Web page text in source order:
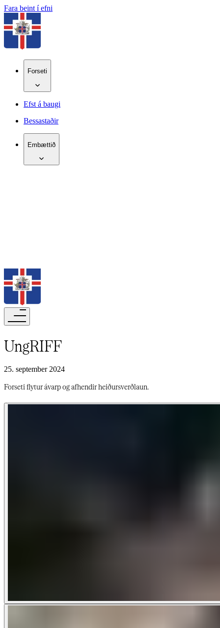
Fara beint í efni
Forseti
Efst á baugi
Bessastaðir
Embættið
UngRIFF​​​​‌ ‍ ​‍​‍‌‍ ‌ ​‍‌‍‍‌‌‍‌ ‌‍‍‌‌‍ ‍​‍​‍​ ‍‍​‍​‍‌ ​ ‌‍​‌‌‍ ‍‌‍‍‌‌ ‌​‌ ‍‌​‍ ‍‌‍‍‌‌‍ ​‍​‍​‍ ​​‍​‍‌‍‍​‌ ​‍‌‍‌‌‌‍‌‍​‍​‍​ ‍‍​‍​‍‌‍‍​‌ ‌​‌ ‌​‌ ​​‌ ​ ​‍ ​‍ ‌‍‌‍‌‍ ‌ ​‍‌ ​ ‌‍‌‌‌ ‌​‌‍‍‌​‍ ‌‌‍‍‌‌ ​ ‌‍ ​‌‍​‌‌‍ ‍‌‍‌​‌ ​ ​‍ ‍‌ ‌‍‌‍‌‌‌ ​‍‌‍​ ‌‍‌‌‌‍ ​​‍ ‍‌‍​‌‌ ​​‌ ​​​‍ ‌ ​ ‌ ‌​‌ ‌‌‌‍‌​‌‍‍‌‌‍ ​‍ ‌‍‍‌‌‍ ‍‌ ‌​‌‍‌‌‌‍ ‍‌ ‌​​‍ ‌‍‌‌‌‍‌​‌‍‍‌‌ ‌​​‍ ‌‍ ‌‌‍ ‌‍‌​‌‍‌‌​ ‌‌ ​​‌ ​‍‌‍‌‌‌ ​ ‌‍‌‌‌‍ ‍‌ ‌​‌‍​‌‌ ‌​‌‍‍‌‌‍ ‌‍ ‍​ ‍ ‌‍‍‌‌‍‌​​ ‌​ ‌​​ ​​‌‍‌ ‌​‌‍‌​‍‍‌​‍‌‌​‌​‌ ​ ‌‍​ ‌‍ ‍‌‍‌‍‌‌‍‌‌​‌‌‌​‌‍‌‌‌​‌​‍‍‌‌​‌‌‌‌‌‌​ ‌‌​‌‍‌ ‌‌‌​‍ ​ ‍ ‌ ‌​‌ ‍‌‌ ​​‌‍‌‌​ ‌‌‍ ‍‌‍‌‌‌ ‌ ‌ ​ ​ ‍ ‌ ​​‌‍​‌‌ ‌​‌‍‍​​ ‌‌ ‌​‌‍‍‌‌ ‌​‌‍ ​‌‍‌‌​ ‌‍​‍‌‍​‌‌ ​ ‌‍‌‌‌‌‌‌‌ ​‍‌‍ ​​ ‌‌‍‍​‌ ‌​‌ ‌​‌ ​​‌ ​ ​‍‌‌​ ​‍‌​‌‍​‍‌‌​ ​‍‌​‌‍‌‍‌‍‌‍ ‌ ​‍‌ ​ ‌‍‌‌‌ ‌​‌‍‍‌​‍ ‌‌‍‍‌‌ ​ ‌‍ ​‌‍​‌‌‍ ‍‌‍‌​‌ ​ ​‍ ‍‌ ‌‍‌‍‌‌‌ ​‍‌‍​ ‌‍‌‌‌‍ ​​‍ ‍‌‍​‌‌ ​​‌ ​​​‍‌‌​ ​‍‌​‌‍‌ ​ ‌ ‌​‌ ‌‌‌‍‌​‌‍‍‌‌‍ ​‍‌‍‌‍‍‌‌‍‌​​ ‌​ ‌​​ ​​‌‍‌ ‌​‌‍‌​‍‍‌​‍‌‌​‌​‌ ​ ‌‍​ ‌‍ ‍‌‍‌‍‌‌‍‌‌​‌‌‌​‌‍‌‌‌​‌​‍‍‌‌​‌‌‌‌‌‌​ ‌‌​‌‍‌ ‌‌‌​‍ ​‍‌‍‌ ‌​‌ ‍‌‌ ​​‌‍‌‌​ ‌‌‍ ‍‌‍‌‌‌ ‌ ‌ ​ ​‍‌‍‌ ​​‌‍​‌‌ ‌​‌‍‍​​ ‌‌ ‌​‌‍‍‌‌ ‌​‌‍ ​‌‍‌‌​‍‌‍‌ ​​‌‍‌‌‌ ​‍‌ ​ ‌ ​​‌‍‌‌‌‍​ ‌ ‌​‌‍‍‌‌ ‌‍‌‍‌‌​ ‌‌ ​​‌ ‌‌‌‍​‍‌‍ ​‌‍‍‌‌ ​ ‌‍‍​‌‍‌‌‌‍‌​​‍​‍‌ ‌
25. september 2024
Forseti flytur ávarp og afhendir heiðursverðlaun.​​​​‌ ‍ ​‍​‍‌‍ ‌ ​‍‌‍‍‌‌‍‌ ‌‍‍‌‌‍ ‍​‍​‍​ ‍‍​‍​‍‌ ​ ‌‍​‌‌‍ ‍‌‍‍‌‌ ‌​‌ ‍‌​‍ ‍‌‍‍‌‌‍ ​‍​‍​‍ ​​‍​‍‌‍‍​‌ ​‍‌‍‌‌‌‍‌‍​‍​‍​ ‍‍​‍​‍‌‍‍​‌ ‌​‌ ‌​‌ ​​‌ ​ ​‍ ​‍ ‌‍‌‍‌‍ ‌ ​‍‌ ​ ‌‍‌‌‌ ‌​‌‍‍‌​‍ ‌‌‍‍‌‌ ​ ‌‍ ​‌‍​‌‌‍ ‍‌‍‌​‌ ​ ​‍ ‍‌ ‌‍‌‍‌‌‌ ​‍‌‍​ ‌‍‌‌‌‍ ​​‍ ‍‌‍​‌‌ ​​‌ ​​​‍ ‌ ​ ‌ ‌​‌ ‌‌‌‍‌​‌‍‍‌‌‍ ​‍ ‌‍‍‌‌‍ ‍‌ ‌​‌‍‌‌‌‍ ‍‌ ‌​​‍ ‌‍‌‌‌‍‌​‌‍‍‌‌ ‌​​‍ ‌‍ ‌‌‍ ‌‍‌​‌‍‌‌​ ‌‌ ​​‌ ​‍‌‍‌‌‌ ​ ‌‍‌‌‌‍ ‍‌ ‌​‌‍​‌‌ ‌​‌‍‍‌‌‍ ‌‍ ‍​ ‍ ‌‍‍‌‌‍‌​​ ‌​ ‌​​ ​​‌‍‌ ‌​‌‍‌​‍‍‌​‍‌‌​‌​‌ ​ ‌‍​ ‌‍ ‍‌‍‌‍‌‌‍‌‌​‌‌‌​‌‍‌‌‌​‌​‍‍‌‌​‌‌‌‌‌‌​ ‌‌​‌‍‌ ‌‌‌​‍ ​ ‍ ‌ ‌​‌ ‍‌‌ ​​‌‍‌‌​ ‌‌‍ ‍‌‍‌‌‌ ‌ ‌ ​ ​ ‍ ‌ ​​‌‍​‌‌ ‌​‌‍‍​​ ‌‌‍‌​‌‍‌‌‌ ​ ‌‍​ ‌ ​‍‌‍‍‌‌ ​​‌ ‌​‌‍‍‌‌‍ ‌‍ ‍​ ‌‍​‍‌‍​‌‌ ​ ‌‍‌‌‌‌‌‌‌ ​‍‌‍ ​​ ‌‌‍‍​‌ ‌​‌ ‌​‌ ​​‌ ​ ​‍‌‌​ ​‍‌​‌‍​‍‌‌​ ​‍‌​‌‍‌‍‌‍‌‍ ‌ ​‍‌ ​ ‌‍‌‌‌ ‌​‌‍‍‌​‍ ‌‌‍‍‌‌ ​ ‌‍ ​‌‍​‌‌‍ ‍‌‍‌​‌ ​ ​‍ ‍‌ ‌‍‌‍‌‌‌ ​‍‌‍​ ‌‍‌‌‌‍ ​​‍ ‍‌‍​‌‌ ​​‌ ​​​‍‌‌​ ​‍‌​‌‍‌ ​ ‌ ‌​‌ ‌‌‌‍‌​‌‍‍‌‌‍ ​‍‌‍‌‍‍‌‌‍‌​​ ‌​ ‌​​ ​​‌‍‌ ‌​‌‍‌​‍‍‌​‍‌‌​‌​‌ ​ ‌‍​ ‌‍ ‍‌‍‌‍‌‌‍‌‌​‌‌‌​‌‍‌‌‌​‌​‍‍‌‌​‌‌‌‌‌‌​ ‌‌​‌‍‌ ‌‌‌​‍ ​‍‌‍‌ ‌​‌ ‍‌‌ ​​‌‍‌‌​ ‌‌‍ ‍‌‍‌‌‌ ‌ ‌ ​ ​‍‌‍‌ ​​‌‍​‌‌ ‌​‌‍‍​​ ‌‌‍‌​‌‍‌‌‌ ​ ‌‍​ ‌ ​‍‌‍‍‌‌ ​​‌ ‌​‌‍‍‌‌‍ ‌‍ ‍​‍‌‍‌ ​​‌‍‌‌‌ ​‍‌ ​ ‌ ​​‌‍‌‌‌‍​ ‌ ‌​‌‍‍‌‌ ‌‍‌‍‌‌​ ‌‌ ​​‌ ‌‌‌‍​‍‌‍ ​‌‍‍‌‌ ​ ‌‍‍​‌‍‌‌‌‍‌​​‍​‍‌ ‌